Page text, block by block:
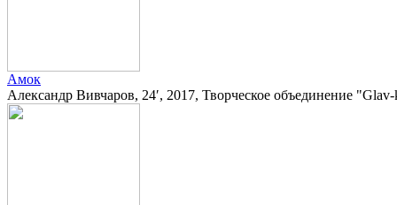
Амок
Александр Вивчаров, 24′, 2017, Творческое объединение